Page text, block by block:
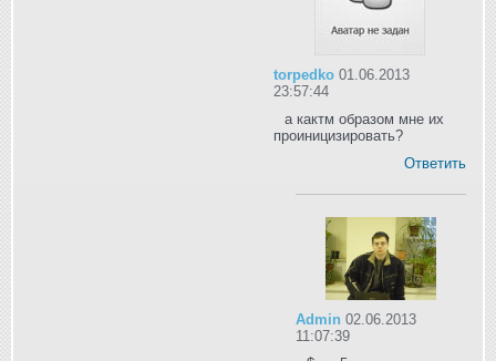
torpedko 01.06.2013
23:57:44
а кактм образом мне их
проиницизировать?
Ответить
Admin 02.06.2013
11:07:39